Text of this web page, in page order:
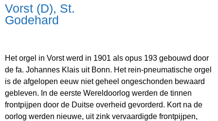
Vorst (D), St.
Godehard
Het orgel in Vorst werd in 1901 als opus 193 gebouwd door
de fa. Johannes Klais uit Bonn. Het rein-pneumatische orgel
is de afgelopen eeuw niet geheel ongeschonden bewaard
gebleven. In de eerste Wereldoorlog werden de tinnen
frontpijpen door de Duitse overheid gevorderd. Kort na de
oorlog werden nieuwe, uit zink vervaardigde frontpijpen,